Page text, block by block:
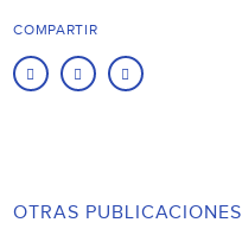
COMPARTIR
OTRAS PUBLICACIONES